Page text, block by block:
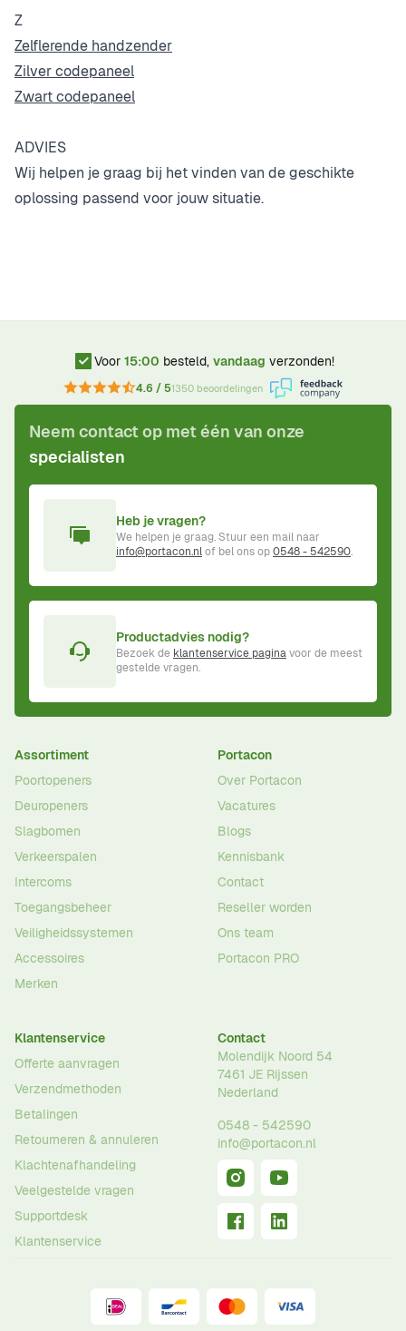
Z
Zelflerende handzender
Zilver codepaneel
Zwart codepaneel
ADVIES
Wij helpen je graag bij het vinden van de geschikte
oplossing passend voor jouw situatie.
Voor 15:00 besteld, vandaag verzonden!
4.6 / 51350 beoordelingen
Neem contact op met één van onze
specialisten
Heb je vragen?
We helpen je graag. Stuur een mail naar
info@portacon.nlof bel ons op0548 - 542590.
Productadvies nodig?
Bezoek de klantenservice paginavoor de meest
gestelde vragen.
Assortiment
Poortopeners
Deuropeners
Slagbomen
Verkeerspalen
Intercoms
Toegangsbeheer
Veiligheidssystemen
Accessoires
Merken
Portacon
Over Portacon
Vacatures
Blogs
Kennisbank
Contact
Reseller worden
Ons team
Portacon PRO
Klantenservice
Offerte aanvragen
Verzendmethoden
Betalingen
Retourneren & annuleren
Klachtenafhandeling
Veelgestelde vragen
Supportdesk
Klantenservice
Contact
Molendijk Noord 54
7461 JE Rijssen
Nederland
0548 - 542590
info@portacon.nl